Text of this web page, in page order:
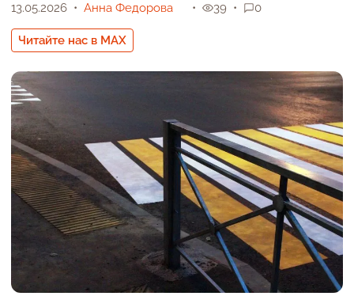
13.05.2026 Анна Федорова
Читайте нас в MAX
39 0